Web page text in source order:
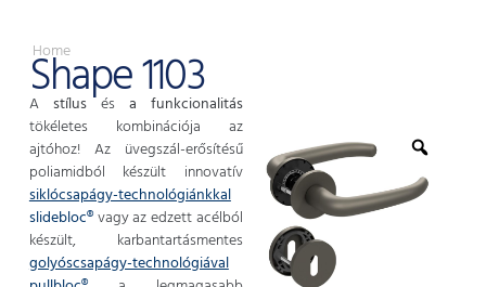
Home
Shape 1103
A stílusés a funkcionalitás
tökéletes kombinációja az
ajtóhoz! Az üvegszál-erősítésű
poliamidból készült innovatív
siklócsapágy-technológiánkkal
slidebloc®vagy az edzett acélból
készült, karbantartásmentes
golyóscsapágy-technológiával